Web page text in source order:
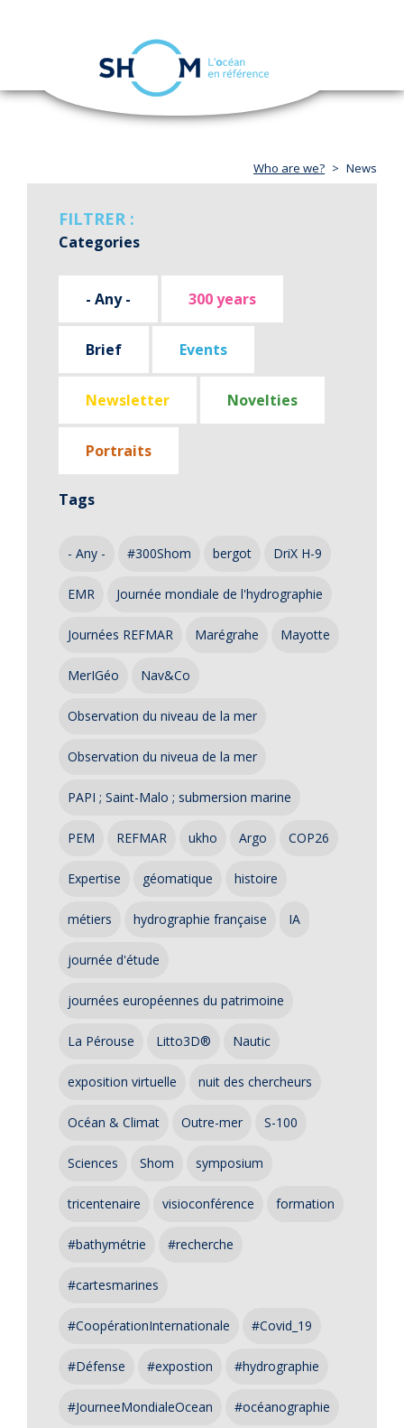
Skip
navigation
Who are we? News
FILTRER :
Categories
- Any - 300 years
Brief Events
Newsletter Novelties
Portraits
Tags
- Any - #300Shom bergot DriX H-9
EMR Journée mondiale de l'hydrographie
Journées REFMAR Marégrahe Mayotte
MerIGéo Nav&Co
Observation du niveau de la mer
Observation du niveua de la mer
PAPI ; Saint-Malo ; submersion marine
PEM REFMAR ukho Argo COP26
Expertise géomatique histoire
métiers hydrographie française IA
journée d'étude
journées européennes du patrimoine
La Pérouse Litto3D® Nautic
exposition virtuelle nuit des chercheurs
Océan & Climat Outre-mer S-100
Sciences Shom symposium
tricentenaire visioconférence formation
#bathymétrie #recherche
#cartesmarines
#CoopérationInternationale #Covid_19
#Défense #expostion #hydrographie
#JourneeMondialeOcean #océanographie